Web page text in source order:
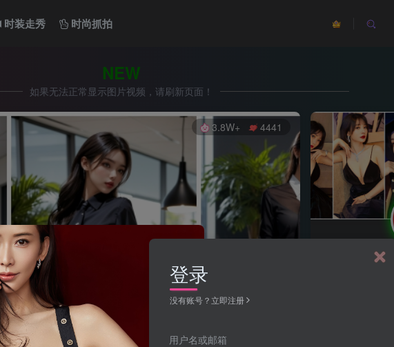
时装走秀 时尚抓拍
NEW
如果无法正常显示图片视频，请刷新页面！
3.8W+ 4441
登录
没有账号？立即注册
用户名或邮箱